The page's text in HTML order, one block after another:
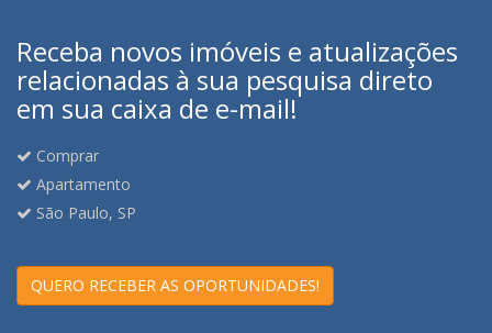
Receba novos imóveis e atualizações
relacionadas à sua pesquisa direto
em sua caixa de e-mail!
Comprar
Apartamento
São Paulo, SP
QUERO RECEBER AS OPORTUNIDADES!